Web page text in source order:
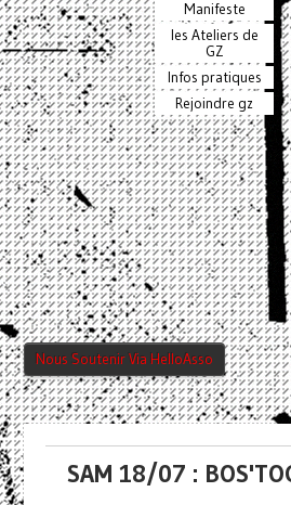
Manifeste
les Ateliers de
GZ
Infos pratiques
Rejoindre gz
Nous Soutenir Via HelloAsso
SAM 18/07 :